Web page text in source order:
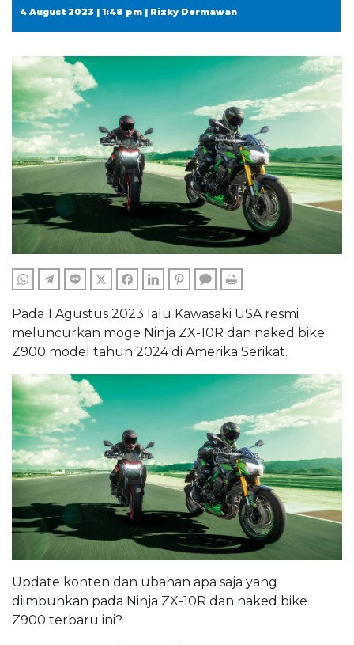
4 August 2023 | 1:48 pm | Rizky Dermawan
WHATSAPPTELEGRAM
LINE TWITTERFACEBOOKLINKEDINPINTERESTCOMMENTS
Pada 1 Agustus 2023 lalu Kawasaki USA resmi
meluncurkan moge Ninja ZX-10R dan naked bike
Z900 model tahun 2024 di Amerika Serikat.
Update konten dan ubahan apa saja yang
diimbuhkan pada Ninja ZX-10R dan naked bike
Z900 terbaru ini?